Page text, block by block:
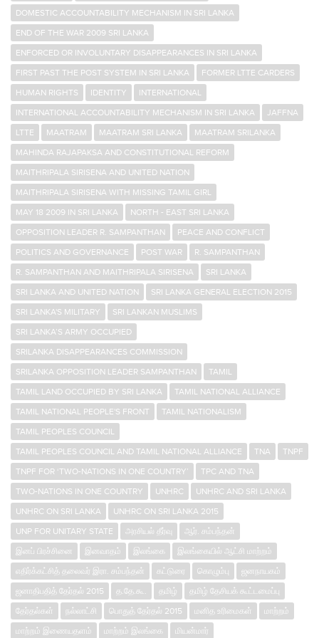
DOMESTIC ACCOUNTABILITY MECHANISM IN SRI LANKA
END OF THE WAR 2009 SRI LANKA
ENFORCED OR INVOLUNTARY DISAPPEARANCES IN SRI LANKA
FIRST PAST THE POST SYSTEM IN SRI LANKA
FORMER LTTE CARDERS
HUMAN RIGHTS
IDENTITY
INTERNATIONAL
INTERNATIONAL ACCOUNTABILITY MECHANISM IN SRI LANKA
JAFFNA
LTTE
MAATRAM MAATRAM SRI LANKA
MAATRAM SRILANKA
MAHINDA RAJAPAKSA AND CONSTITUTIONAL REFORM
MAITHRIPALA SIRISENA AND UNITED NATION
MAITHRIPALA SIRISENA WITH MISSING TAMIL GIRL
MAY 18 2009 IN SRI LANKA
NORTH - EAST SRI LANKA
OPPOSITION LEADER R. SAMPANTHAN
PEACE AND CONFLICT
POLITICS AND GOVERNANCE
POST WAR
R. SAMPANTHAN
R. SAMPANTHAN AND MAITHRIPALA SIRISENA
SRI LANKA
SRI LANKA AND UNITED NATION
SRI LANKA GENERAL ELECTION 2015
SRI LANKA'S MILITARY
SRI LANKAN MUSLIMS
SRI LANKA’S ARMY OCCUPIED
SRILANKA DISAPPEARANCES COMMISSION
SRILANKA OPPOSITION LEADER SAMPANTHAN
TAMIL
TAMIL LAND OCCUPIED BY SRI LANKA
TAMIL NATIONAL ALLIANCE
TAMIL NATIONAL PEOPLE'S FRONT
TAMIL NATIONALISM
TAMIL PEOPLES COUNCIL
TAMIL PEOPLES COUNCIL AND TAMIL NATIONAL ALLIANCE
TNA
TNPF
TNPF FOR ‘TWO-NATIONS IN ONE COUNTRY’
TPC AND TNA
TWO-NATIONS IN ONE COUNTRY
UNHRC
UNHRC AND SRI LANKA
UNHRC ON SRI LANKA
UNHRC ON SRI LANKA 2015
UNP FOR UNITARY STATE
அரசியல் தீர்வு
ஆர். சம்பந்தன்
இனப் பிரச்சினை
இனவாதம் இலங்கை
இலங்கையில் ஆட்சி மாற்றம்
எதிர்க்கட்சித் தலைவர் இரா. சம்பந்தன்
கட்டுரை கொழும்பு
ஜனநாயகம்
ஜனாதிபதித் தேர்தல் 2015
த.தே.கூ. தமிழ்
தமிழ் தேசியக் கூட்டமைப்பு
தேர்தல்கள்
நல்லாட்சி பொதுத் தேர்தல் 2015 மனித உரிமைகள்
மாற்றம்
மாற்றம் இணையதளம்
மாற்றம் இலங்கை
மியன்மார்